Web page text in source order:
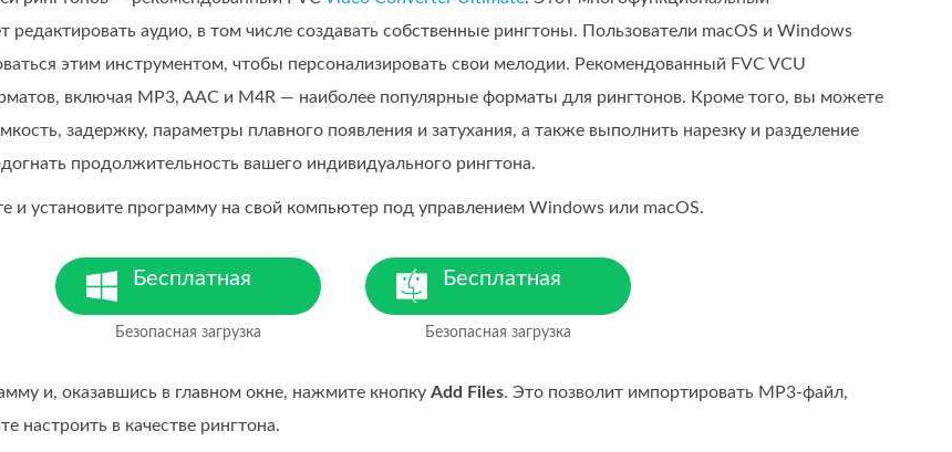
редактировать аудио, в том числе создавать собственные рингтоны. Пользователи macOS и Windows
этим инструментом, чтобы персонализировать свои мелодии. Рекомендованный FVC VCU
включая MP3, AAC и M4R — наиболее популярные форматы для рингтонов. Кроме того, вы можете
задержку, параметры плавного появления и затухания, а также выполнить нарезку и разделение
продолжительность вашего индивидуального рингтона.
и установите программу на свой компьютер под управлением Windows или macOS.
Бесплатная
загрузка
Для Windows 7 или более
Безопасная загрузка
Бесплатная
загрузка
Для MacOS 10.7 или более
Безопасная загрузка
и, оказавшись в главном окне, нажмите кнопку Add Files. Это позволит импортировать MP3-файл,
настроить в качестве рингтона.